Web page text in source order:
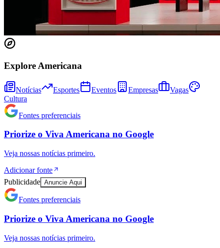
Explore Americana
Notícias Esportes Eventos Empresas
Vagas
Cultura
Fontes preferenciais
Priorize o Viva Americana no Google
Veja nossas notícias primeiro.
Adicionar fonte
Publicidade Anuncie Aqui
Fontes preferenciais
Priorize o Viva Americana no Google
Veja nossas notícias primeiro.